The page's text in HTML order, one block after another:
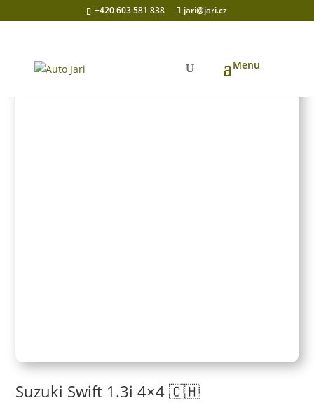
+420 603 581 838 jari@jari.cz
Domů/Prodaná auta / Suzuki Swift 1.3i 4×4 🇨🇭
Suzuki Swift 1.3i 4×4 🇨🇭